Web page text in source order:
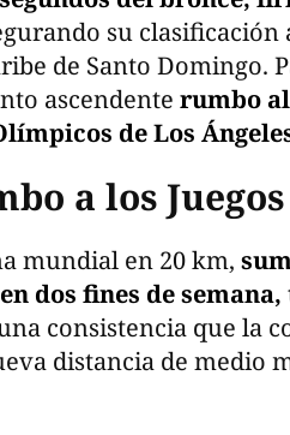
su clasificación
de Santo Domingo.
ascendente rumbo
de Los
a los
mundial en 20 km,
dos fines de
consistencia que la
distancia de medio